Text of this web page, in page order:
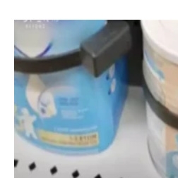
έπαινος αλλά και κάτι
προσωπικά για αυτό.
Το μεγαλύτερο όπλο κατά
πάντως, η καθημερινή μας
μεταδίδεται με την
οφείλουμε να
άλλωστε, και οι γιατροί: